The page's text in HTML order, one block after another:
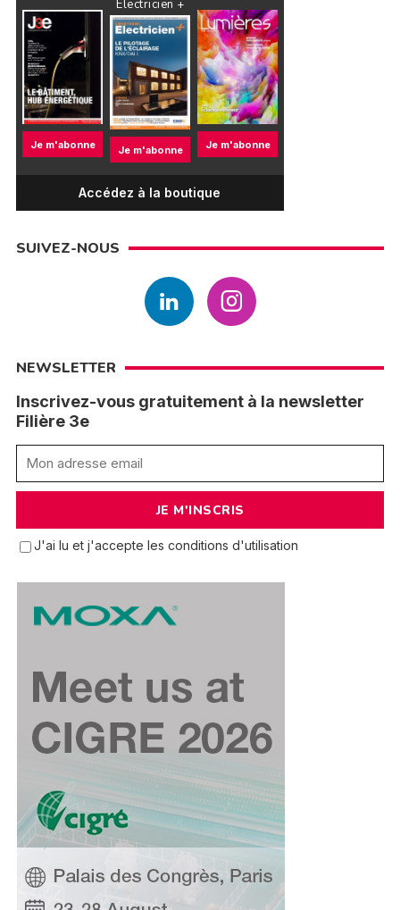
Je m'abonne
Électricien +
Je m'abonne Je m'abonne
Accédez à la boutique
SUIVEZ-NOUS
NEWSLETTER
Inscrivez-vous gratuitement à la newsletter
Filière 3e
J'ai lu et j'accepte les conditions d'utilisation